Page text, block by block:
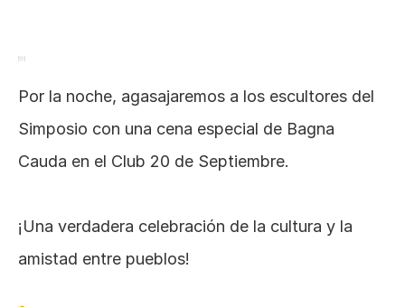
Por la noche, agasajaremos a los escultores del
Simposio con una cena especial de Bagna
Cauda en el Club 20 de Septiembre.
¡Una verdadera celebración de la cultura y la
amistad entre pueblos!